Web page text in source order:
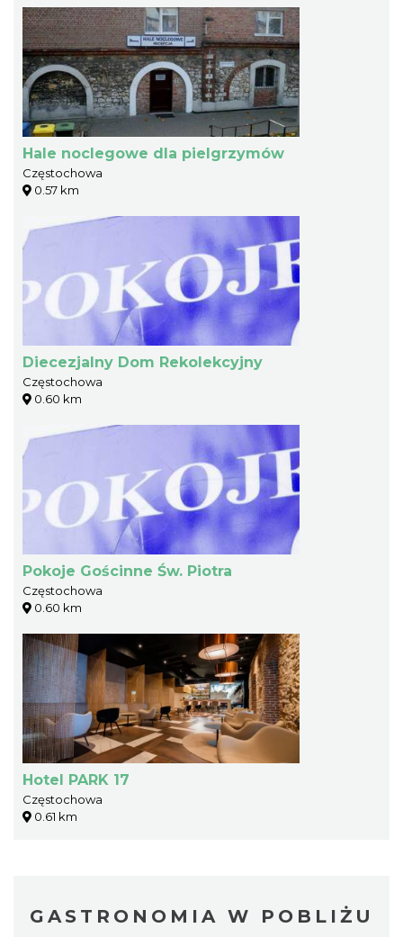
Hale noclegowe dla pielgrzymów
Częstochowa
0.57 km
Diecezjalny Dom Rekolekcyjny
Częstochowa
0.60 km
Pokoje Gościnne Św. Piotra
Częstochowa
0.60 km
Hotel PARK 17
Częstochowa
0.61 km
GASTRONOMIA W POBLIŻU